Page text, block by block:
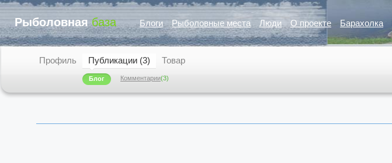
Рыболовнаябаза Блоги Рыболовные места Люди О проекте Барахолка
Профиль Публикации (3)
Блог Комментарии(3)
Товар